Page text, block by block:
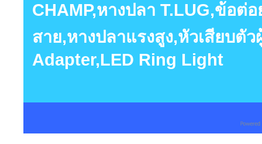
CHAMP,หางปลา T.LUG,ข้อ
สาย,หางปลาแรงสูง,หัวเสียบตั
Adapter,LED Ring Light